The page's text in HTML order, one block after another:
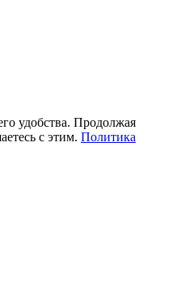
удобства. Продолжая
с этим. Политика